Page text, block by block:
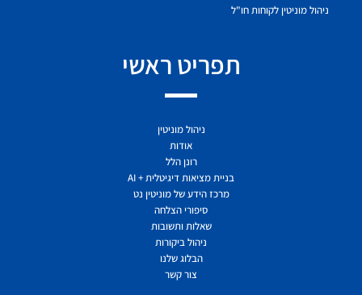
ניהול מוניטין לקוחות חו"ל
תפריט ראשי
ניהול מוניטין
אודות
רונן הלל
בניית מציאות דיגיטלית + AI
מרכז הידע של מוניטין נט
סיפורי הצלחה
שאלות ותשובות
ניהול ביקורות
הבלוג שלנו
צור קשר